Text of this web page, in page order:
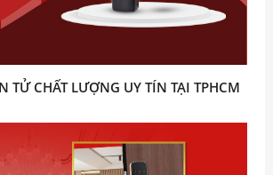
TỬ CHẤT LƯỢNG UY TÍN TẠI TPHCM